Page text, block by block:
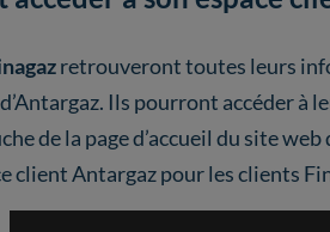
retrouveront toutes leurs
Ils pourront accéder à
de la page d’accueil du site
client Antargaz pour les clients